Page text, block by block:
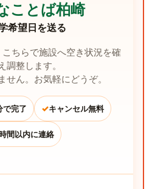
ことば柏崎
希望日を送る
ちらで施設へ空き状況を確
調整します。
せん。お気軽にどうぞ。
で完了 ✓キャンセル無料
間以内に連絡